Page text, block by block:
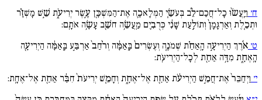
ח׳ וַיַּֽעֲשׂ֨וּ כָל־חֲכַם־לֵ֜ב בְּעֹשֵׂ֧י הַמְּלָאכָ֛ה אֶת־הַמִּשְׁכָּ֖ן עֶ֣שֶׂר יְרִיעֹ֑ת שֵׁ֣שׁ מָשְׁזָ֗ר
וּתְכֵ֤לֶת וְאַרְגָּמָן֙ וְתוֹלַ֣עַת שָׁנִ֔י כְּרֻבִ֛ים מַֽעֲשֵׂ֥ה חשֵׁ֖ב עָשָׂ֥ה אֹתָֽם:
ט׳ אֹ֜רֶךְ הַיְרִיעָ֣ה הָֽאַחַ֗ת שְׁמֹנֶ֤ה וְעֶשְׂרִים֙ בָּֽאַמָּ֔ה וְרֹ֨חַב֙ אַרְבַּ֣ע בָּֽאַמָּ֔ה הַיְרִיעָ֖ה
הָֽאֶחָ֑ת מִדָּ֥ה אַחַ֖ת לְכָל־הַיְרִיעֹֽת:
י׳ וַיְחַבֵּר֙ אֶת־חֲמֵ֣שׁ הַיְרִיעֹ֔ת אַחַ֖ת אֶל־אֶחָ֑ת וְחָמֵ֤שׁ יְרִיעֹת֙ חִבַּ֔ר אַחַ֖ת אֶל־אֶחָֽת: